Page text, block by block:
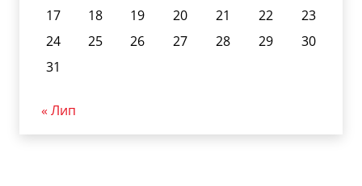
17
18 19 20 21 22
23
24
25 26 27 28 29
30
31
« Лип